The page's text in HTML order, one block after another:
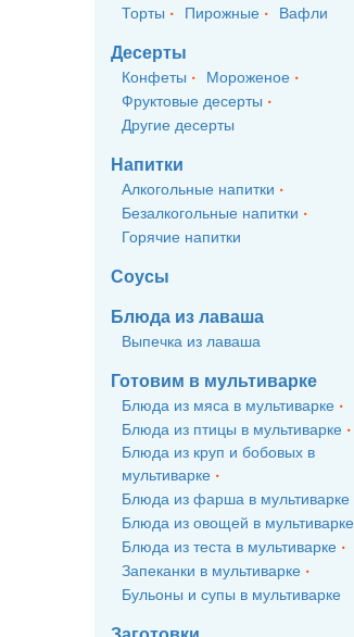
Торты
Пирожные Вафли
Десерты
Конфеты
Мороженое
Фруктовые десерты
Другие десерты
Напитки
Алкогольные напитки
Безалкогольные напитки
Горячие напитки
Соусы
Блюда из лаваша
Выпечка из лаваша
Готовим в мультиварке
Блюда из мяса в мультиварке
Блюда из птицы в мультиварке
Блюда из круп и бобовых в
мультиварке
Блюда из фарша в мультиварке
Блюда из овощей в мультиварке
Блюда из теста в мультиварке
Запеканки в мультиварке
Бульоны и супы в мультиварке